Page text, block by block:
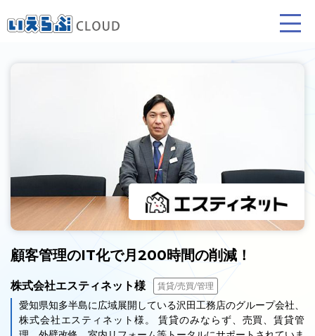
売買仲介
業務向け機能
顧客管理のIT化で月200時間の削減！
株式会社エスティネット様 賃貸/売買/管理
愛知県知多半島に広域展開している沢田工務店のグループ会社、
株式会社エスティネット様。 賃貸のみならず、売買、賃貸管